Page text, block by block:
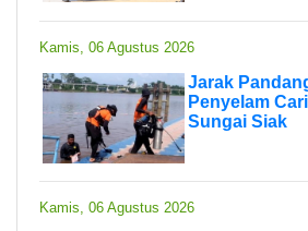
Kamis, 06 Agustus 2026
Jarak
Penyelam
Sungai Siak
Kamis, 06 Agustus 2026